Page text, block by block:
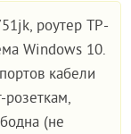
роутер TP-
Windows 10.
кабели
(не